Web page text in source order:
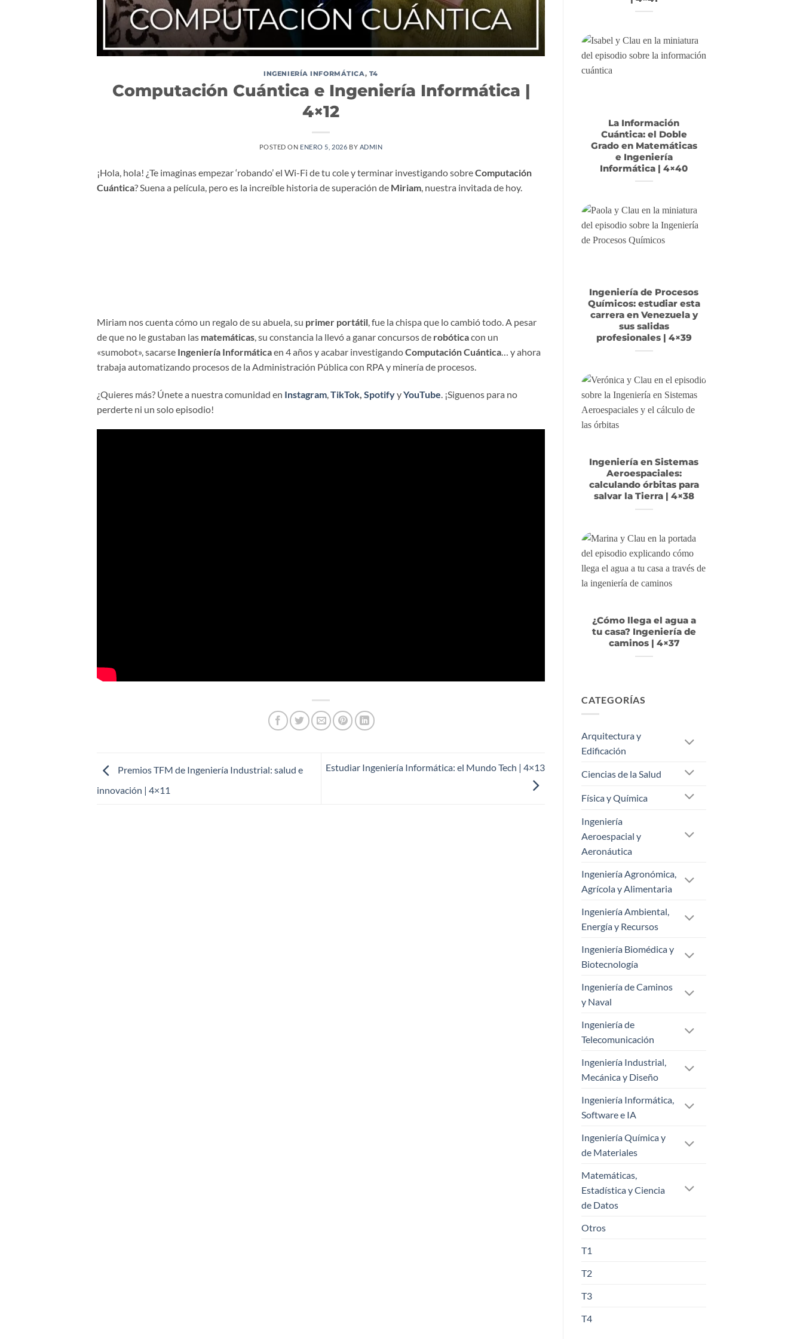
INGENIERÍA INFORMÁTICA, T4
Computación Cuántica e Ingeniería Informática |
4×12
POSTED ON ENERO 5, 2026 BY ADMIN
¡Hola, hola! ¿Te imaginas empezar ‘robando’ el Wi-Fi de tu cole y terminar investigando sobreComputación
Cuántica? Suena a película, pero es la increíble historia de superación de Miriam, nuestra invitada de hoy.
Miriam nos cuenta cómo un regalo de su abuela, su primer portátil, fue la chispa que lo cambió todo. A pesar
de que no le gustaban las matemáticas, su constancia la llevó a ganar concursos de robóticacon un
«sumobot», sacarse Ingeniería Informáticaen 4 años y acabar investigandoComputación Cuántica… y ahora
trabaja automatizando procesos de la Administración Pública con RPA y minería de procesos.
¿Quieres más? Únete a nuestra comunidad en Instagram,TikTok, SpotifyyYouTube. ¡Siguenos para no
perderte ni un solo episodio!
Premios TFM de Ingeniería Industrial: salud e
innovación | 4×11
Estudiar Ingeniería Informática: el Mundo Tech | 4×13
La Información
Cuántica: el Doble
Grado en Matemáticas
e Ingeniería
Informática | 4×40
Ingeniería de Procesos
Químicos: estudiar esta
carrera en Venezuela y
sus salidas
profesionales | 4×39
Ingeniería en Sistemas
Aeroespaciales:
calculando órbitas para
salvar la Tierra | 4×38
¿Cómo llega el agua a
tu casa? Ingeniería de
caminos | 4×37
CATEGORÍAS
Arquitectura y
Edificación
Ciencias de la Salud
Física y Química
Ingeniería
Aeroespacial y
Aeronáutica
Ingeniería Agronómica,
Agrícola y Alimentaria
Ingeniería Ambiental,
Energía y Recursos
Ingeniería Biomédica y
Biotecnología
Ingeniería de Caminos
y Naval
Ingeniería de
Telecomunicación
Ingeniería Industrial,
Mecánica y Diseño
Ingeniería Informática,
Software e IA
Ingeniería Química y
de Materiales
Matemáticas,
Estadística y Ciencia
de Datos
Otros
T1
T2
T3
T4